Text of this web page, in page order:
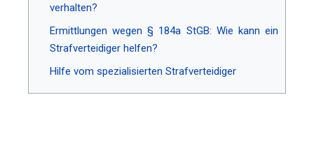
verhalten?
Ermittlungen wegen § 184a StGB: Wie kann ein
Strafverteidiger helfen?
Hilfe vom spezialisierten Strafverteidiger